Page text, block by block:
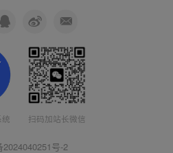
扫码加站长微信
2024040251号-2